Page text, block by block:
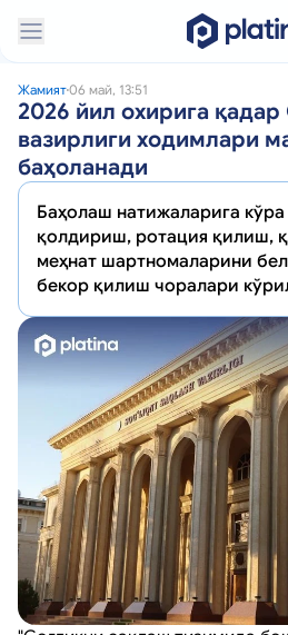
Жамият06 май, 13:51
2026 йил охирига
вазирлиги ходимлари
баҳоланади
Баҳолаш натижаларига
қолдириш, ротация қилиш,
меҳнат шартномаларини
бекор қилиш чоралари